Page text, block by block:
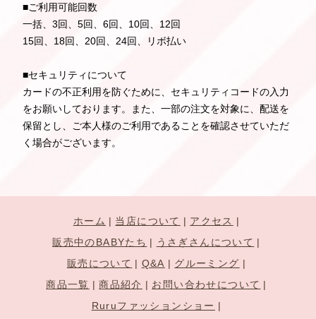
■ご利用可能回数
一括、3回、5回、6回、10回、12回
15回、18回、20回、24回、リボ払い
■セキュリティについて
カードの不正利用を防ぐために、セキュリティコードの入力
をお願いしております。また、一部の注文を対象に、配送を
保留とし、ご本人様のご利用であることを確認させていただ
く場合がございます。
ホーム 当店について
アクセス
販売中のBABYたち
うさぎさんについて
販売について
Q&A
グルーミング
商品一覧
商品紹介
お問い合わせについて
Ruruファッションショー